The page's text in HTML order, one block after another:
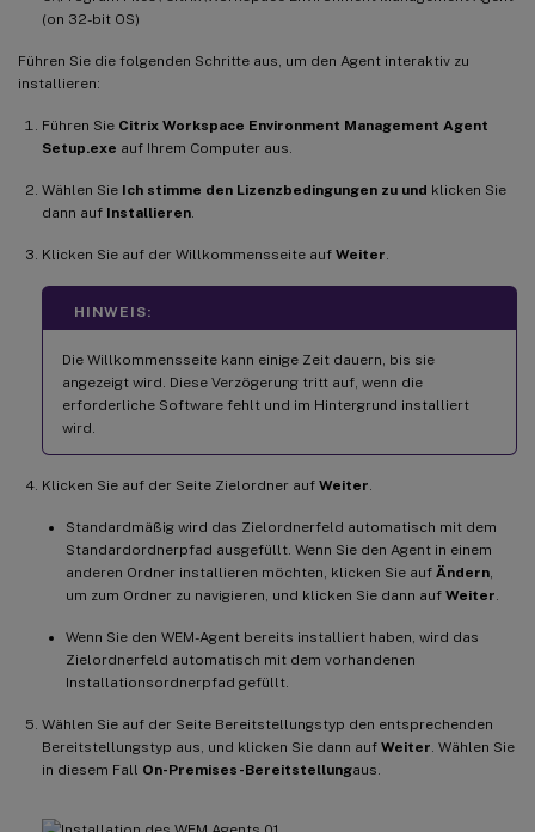
(on 32-bit OS)
Führen Sie die folgenden Schritte aus, um den Agent interaktiv zu
installieren:
Führen Sie Citrix Workspace Environment Management Agent
Setup.exe auf Ihrem Computer aus.
Wählen Sie Ich stimme den Lizenzbedingungen zu und klicken Sie
dann auf Installieren
Klicken Sie auf der Willkommensseite auf Weiter
HINWEIS:
Die Willkommensseite kann einige Zeit dauern, bis sie
angezeigt wird. Diese Verzögerung tritt auf, wenn die
erforderliche Software fehlt und im Hintergrund installiert
wird.
Klicken Sie auf der Seite Zielordner auf Weiter
Standardmäßig wird das Zielordnerfeld automatisch mit dem
Standardordnerpfad ausgefüllt. Wenn Sie den Agent in einem
anderen Ordner installieren möchten, klicken Sie auf Ändern
um zum Ordner zu navigieren, und klicken Sie dann auf Weiter
Wenn Sie den WEM-Agent bereits installiert haben, wird das
Zielordnerfeld automatisch mit dem vorhandenen
Installationsordnerpfad gefüllt.
Wählen Sie auf der Seite Bereitstellungstyp den entsprechenden
Bereitstellungstyp aus, und klicken Sie dann auf Weiter . Wählen Sie
in diesem Fall On-Premises-Bereitstellungaus.